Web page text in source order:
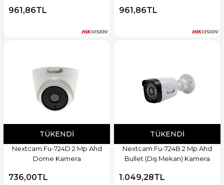
961,86TL 961,86TL
TÜKENDI
Nextcam Fu-724D 2 Mp Ahd
Dome Kamera
736,00TL
TÜKENDI
Nextcam Fu-724B 2 Mp Ahd
Bullet (Dış Mekan) Kamera
1.049,28TL